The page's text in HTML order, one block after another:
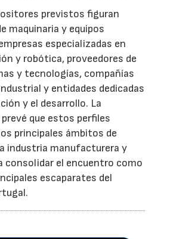
previstos figuran
maquinaria y equipos
especializadas en
y robótica, proveedores de
y tecnologías, compañías
y entidades dedicadas
y el desarrollo. La
que estos perfiles
principales ámbitos de
industria manufacturera y
consolidar el encuentro como
escaparates del